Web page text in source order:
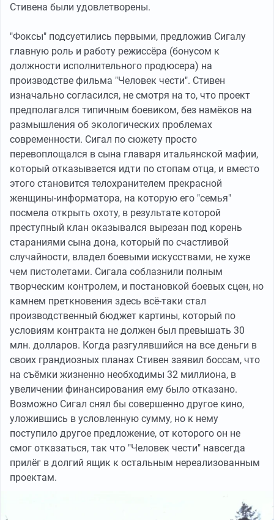
Стивена были удовлетворены.
"Фоксы" подсуетились первыми, предложив Сигалу
главную роль и работу режиссёра (бонусом к
должности исполнительного продюсера) на
производстве фильма "Человек чести". Стивен
изначально согласился, не смотря на то, что проект
предполагался типичным боевиком, без намёков на
размышления об экологических проблемах
современности. Сигал по сюжету просто
перевоплощался в сына главаря итальянской мафии,
который отказывается идти по стопам отца, и вместо
этого становится телохранителем прекрасной
женщины-информатора, на которую его "семья"
посмела открыть охоту, в результате которой
преступный клан оказывался вырезан под корень
стараниями сына дона, который по счастливой
случайности, владел боевыми искусствами, не хуже
чем пистолетами. Сигала соблазнили полным
творческим контролем, и постановкой боевых сцен, но
камнем преткновения здесь всё-таки стал
производственный бюджет картины, который по
условиям контракта не должен был превышать 30
млн. долларов. Когда разгулявшийся на все деньги в
своих грандиозных планах Стивен заявил боссам, что
на съёмки жизненно необходимы 32 миллиона, в
увеличении финансирования ему было отказано.
Возможно Сигал снял бы совершенно другое кино,
уложившись в условленную сумму, но к нему
поступило другое предложение, от которого он не
смог отказаться, так что "Человек чести" навсегда
прилёг в долгий ящик к остальным нереализованным
проектам.